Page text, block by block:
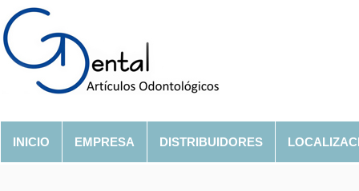
INICIO EMPRESA DISTRIBUIDORES